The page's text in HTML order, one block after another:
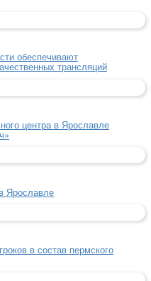
обеспечивают
трансляций
центра в Ярославле
Ярославле
в состав пермского